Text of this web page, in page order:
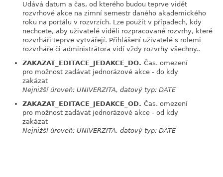
Udává datum a čas, od kterého budou teprve vidět
rozvrhové akce na zimní semestr daného akademického
roku na portálu v rozvrzích. Lze použít v případech, kdy
nechcete, aby uživatelé viděli rozpracované rozvrhy, které
rozvrháři teprve vytvářejí. Přihlášení uživatelé s rolemi
rozvrháře či administrátora vidí vždy rozvrhy všechny..
ZAKAZAT_EDITACE_JEDAKCE_DO. Čas. omezení
pro možnost zadávat jednorázové akce - do kdy
zakázat
Nejnižší úroveň: UNIVERZITA, datový typ: DATE
ZAKAZAT_EDITACE_JEDAKCE_OD. Čas. omezení
pro možnost zadávat jednorázové akce - od kdy
zakázat
Nejnižší úroveň: UNIVERZITA, datový typ: DATE